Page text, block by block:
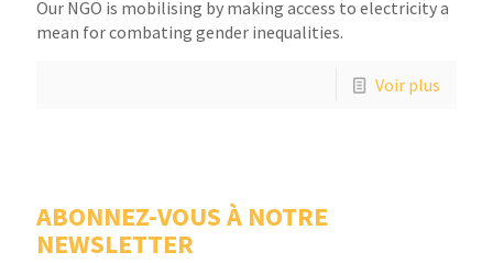
Our NGO is mobilising by making access to electricity a
mean for combating gender inequalities.
Voir plus
ABONNEZ-VOUS À NOTRE
NEWSLETTER